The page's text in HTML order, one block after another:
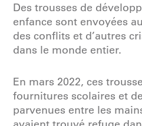
Des trousses de
enfance sont envoyées
des conflits et d’autres
dans le monde entier.
En mars 2022, ces
fournitures scolaires et
parvenues entre les